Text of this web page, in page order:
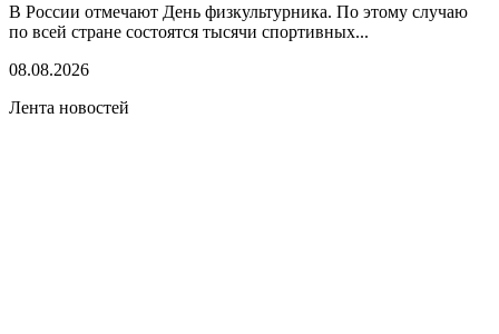
В России отмечают День физкультурника. По этому случаю
по всей стране состоятся тысячи спортивных...
08.08.2026
Лента новостей